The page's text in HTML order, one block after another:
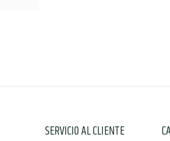
SERVICIO AL CLIENTE